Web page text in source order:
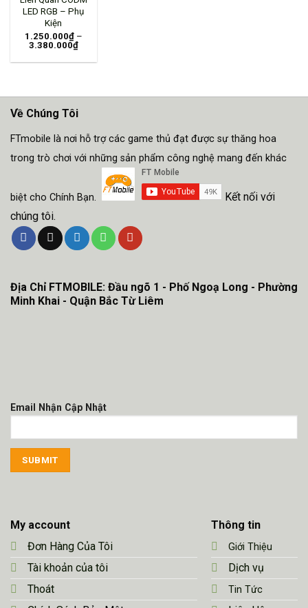
LED RGB – Phụ
Kiện
1.250.000₫–
3.380.000₫
Về Chúng Tôi
FTmobile là nơi hỗ trợ các game thủ đạt được sự thăng hoa
trong trò chơi với những sản phẩm công nghệ mang đến khác
biệt cho Chính Bạn.
Kết nối với
chúng tôi.
My account
Đơn Hàng Của Tôi
Tài khoản của tôi
Thoát
Thông tin
Giới Thiệu
Dịch vụ
Tin Tức
Địa Chỉ FTMOBILE: Đầu ngõ 1 - Phố Ngoạ Long - Phường
Minh Khai - Quận Bắc Từ Liêm
Email Nhận Cập Nhật